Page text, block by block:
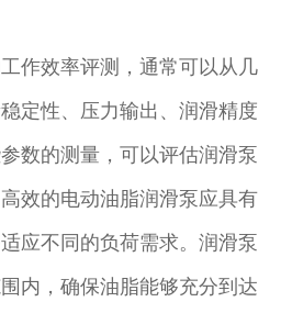
作效率评测，通常可以从几
定性、压力输出、润滑精度
数的测量，可以评估润滑泵
效的电动油脂润滑泵应具有
应不同的负荷需求。润滑泵
内，确保油脂能够充分到达